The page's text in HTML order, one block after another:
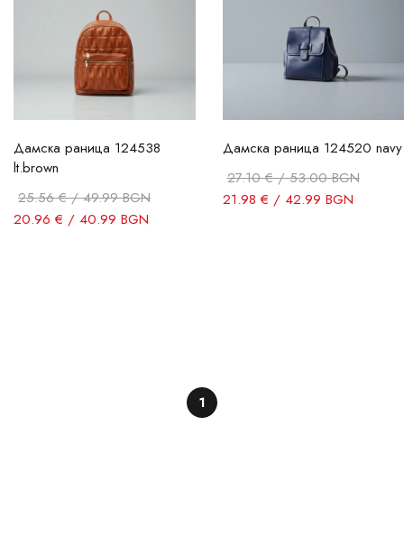
Дамска раница 124538
lt.brown
25.56 € / 49.99 BGN
20.96 € / 40.99 BGN
Дамска раница 124520 navy
27.10 € / 53.00 BGN
21.98 € / 42.99 BGN
1